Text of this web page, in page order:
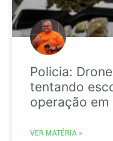
Policia:
tentando
operação em
VER MATÉRIA »